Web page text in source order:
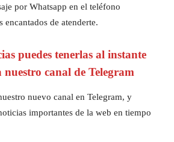
por Whatsapp en el teléfono
encantados de atenderte.
puedes tenerlas al instante
nuestro canal de Telegram
nuevo canal en Telegram, y
importantes de la web en tiempo